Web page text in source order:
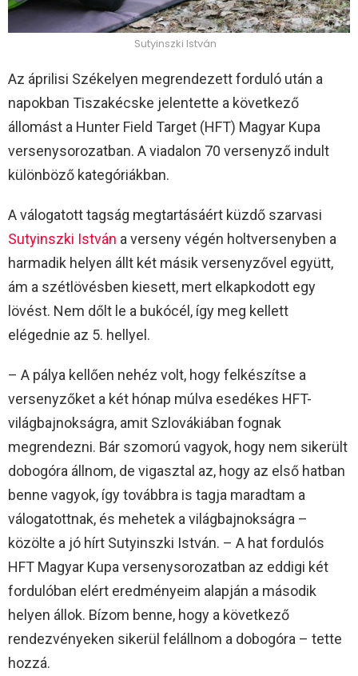
Sutyinszki István
Az áprilisi Székelyen megrendezett forduló után a
napokban Tiszakécske jelentette a következő
állomást a Hunter Field Target (HFT) Magyar Kupa
versenysorozatban. A viadalon 70 versenyző indult
különböző kategóriákban.
A válogatott tagság megtartásáért küzdő szarvasi
Sutyinszki István a verseny végén holtversenyben a
harmadik helyen állt két másik versenyzővel együtt,
ám a szétlövésben kiesett, mert elkapkodott egy
lövést. Nem dőlt le a bukócél, így meg kellett
elégednie az 5. hellyel.
– A pálya kellően nehéz volt, hogy felkészítse a
versenyzőket a két hónap múlva esedékes HFT-
világbajnokságra, amit Szlovákiában fognak
megrendezni. Bár szomorú vagyok, hogy nem sikerült
dobogóra állnom, de vigasztal az, hogy az első hatban
benne vagyok, így továbbra is tagja maradtam a
válogatottnak, és mehetek a világbajnokságra –
közölte a jó hírt Sutyinszki István. – A hat fordulós
HFT Magyar Kupa versenysorozatban az eddigi két
fordulóban elért eredményeim alapján a második
helyen állok. Bízom benne, hogy a következő
rendezvényeken sikerül felállnom a dobogóra – tette
hozzá.